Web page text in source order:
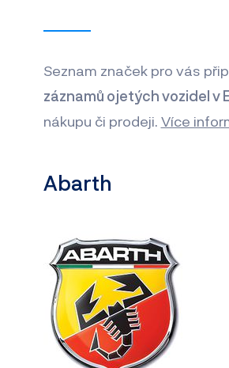
Seznam značek pro vás
záznamů ojetých vozidel v
nákupu či prodeji. Více
Abarth